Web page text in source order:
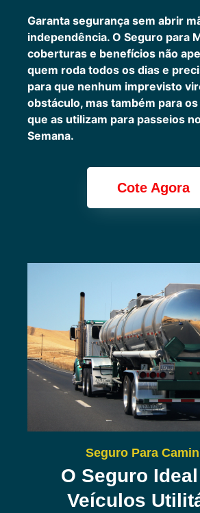
Garanta segurança sem abrir
independência. O Seguro para
coberturas e benefícios não
quem roda todos os dias e
para que nenhum imprevisto
obstáculo, mas também para
que as utilizam para passeios
Semana.
Cote Agora
Seguro Para
O Seguro
Veículos